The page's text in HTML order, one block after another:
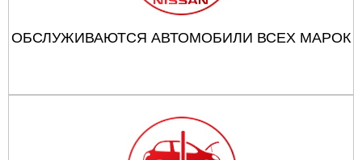
ОБСЛУЖИВАЮТСЯ АВТОМОБИЛИ ВСЕХ МАРОК